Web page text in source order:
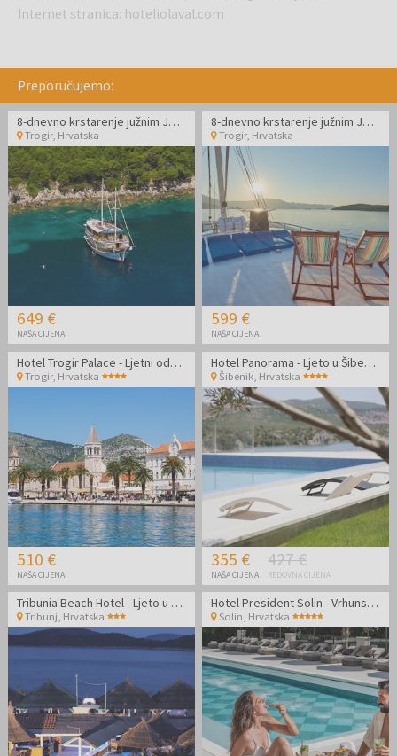
Internet stranica: hoteliolaval.com
Preporučujemo:
8-dnevno krstarenje južnim Jadranom - Polazak iz Trogira
Trogir, Hrvatska
649 €
NAŠA CIJENA
8-dnevno krstarenje južnim Jadranom - Polazak iz Trogira
Trogir, Hrvatska
599 €
NAŠA CIJENA
Hotel Trogir Palace - Ljetni odmor u Dalmaciji
Trogir, Hrvatska
510 €
NAŠA CIJENA
Hotel Panorama - Ljeto u Šibeniku
Šibenik Hrvatska
355 €
NAŠA CIJENA
427 €
REDOVNA CIJENA
Tribunia Beach Hotel - Ljeto u Tribunju
Tribunj, Hrvatska
Hotel President Solin - Vrhunski ljetni wellness odmor
Solin, Hrvatska